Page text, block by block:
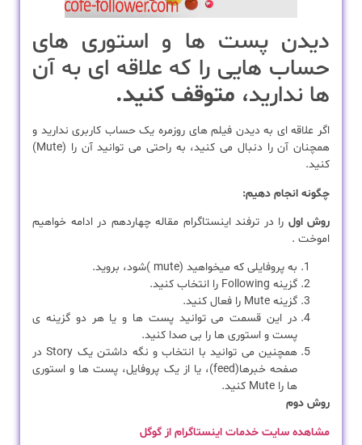
دیدن پست ها و استوری های
حساب هایی را که علاقه ای به آن
ها ندارید، متوقف کنید.
اگر علاقه ای به دیدن فیلم های روزمره یک حساب کاربری ندارید و
همچنان آن را دنبال می کنید، به راحتی می توانید آن را (Mute)
کنید.
چگونه انجام دهیم:
روش اول را در ترفند اینستاگرام مقاله چهاردهم در ادامه خواهیم
اموخت .
به پروفایلی که میخواهید (mute )شود، بروید.
گزینه Following را انتخاب کنید.
گزینه Mute را فعال کنید.
در این قسمت می توانید پست ها و یا هر دو گزینه ی
پست و استوری ها را بی صدا کنید.
همچنین می توانید با انتخاب و نگه داشتن یک Story در
صفحه خبرها(feed)، یا از یک پروفایل، پست ها و استوری
ها را Mute کنید.
روش دوم
مشاهده سایت خدمات اینستاگرام از گوگل